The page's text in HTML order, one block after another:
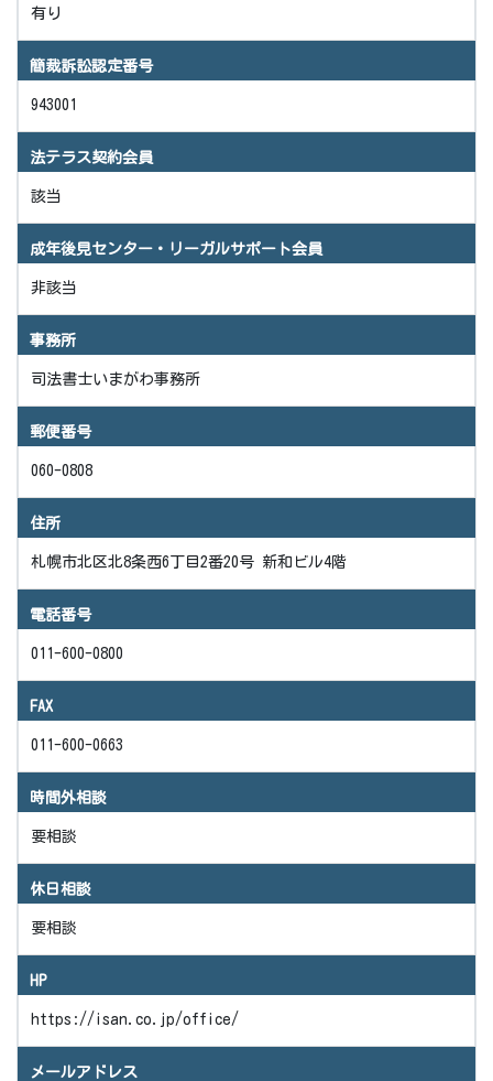
有り
簡裁訴訟認定番号
943001
法テラス契約会員
該当
成年後見センター・リーガルサポート会員
非該当
事務所
司法書士いまがわ事務所
郵便番号
060-0808
住所
札幌市北区北8条西6丁目2番20号 新和ビル4階
電話番号
011-600-0800
FAX
011-600-0663
時間外相談
要相談
休日相談
要相談
HP
https://isan.co.jp/office/
メールアドレス